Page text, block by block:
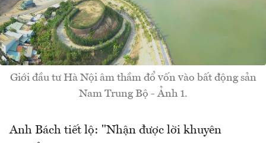
Giới đầu tư Hà Nội âm thầm đổ vốn vào bất động sản
Nam Trung Bộ - Ảnh 1.
Anh Bách tiết lộ: "Nhận được lời khuyên